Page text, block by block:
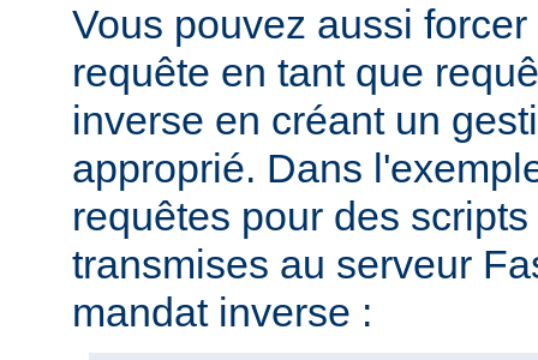
Vous pouvez aussi
requête en tant que
inverse en créant un
approprié. Dans
requêtes pour des
transmises au serveur
mandat inverse :